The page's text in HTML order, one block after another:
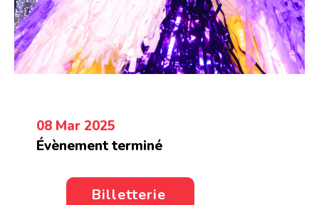
08 Mar 2025
Évènement terminé
Billetterie